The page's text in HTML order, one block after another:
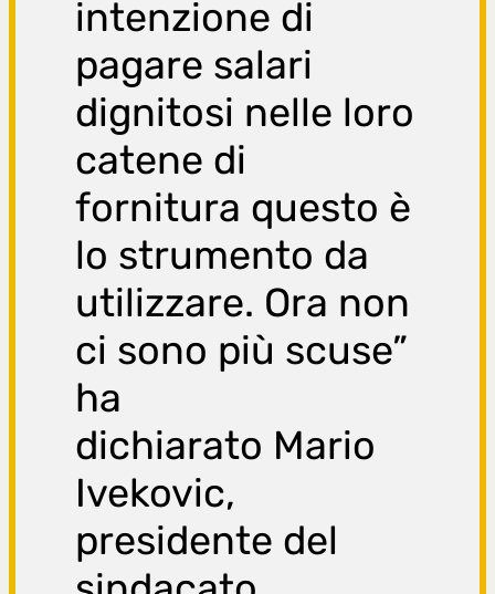
intenzione di
pagare salari
dignitosi nelle loro
catene di
fornitura questo è
lo strumento da
utilizzare. Ora non
ci sono più scuse”
ha
dichiarato Mario
Ivekovic,
presidente del